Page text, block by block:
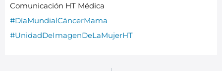
Comunicación HT Médica
#DíaMundialCáncerMama
#UnidadDeImagenDeLaMujerHT